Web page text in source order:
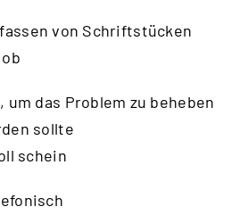
von Schriftstücken
das Problem zu beheben
sollte
schein